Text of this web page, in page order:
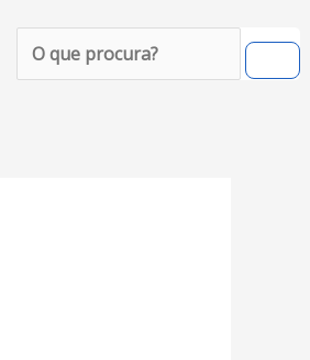
Pesquisar